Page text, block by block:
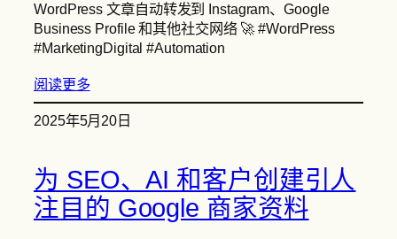
WordPress 文章自动转发到 Instagram、Google
Business Profile 和其他社交网络 🚀 #WordPress
#MarketingDigital #Automation
阅读更多
2025年5月20日
为 SEO、AI 和客户创建引人
注目的 Google 商家资料